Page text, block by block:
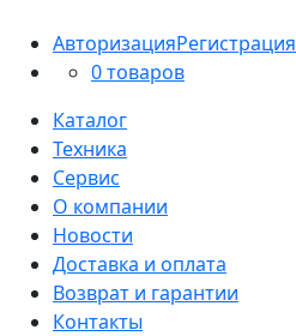
АвторизацияРегистрация
0 товаров
Каталог
Техника
Сервис
О компании
Новости
Доставка и оплата
Возврат и гарантии
Контакты